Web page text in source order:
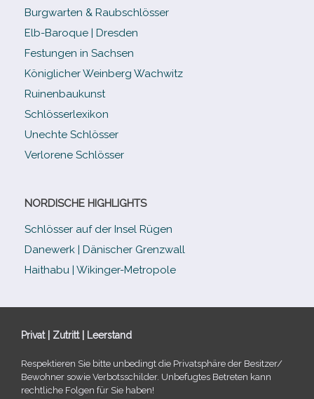
Burgwarten & Raubschlösser
Elb-​Baroque | Dresden
Festungen in Sachsen
Königlicher Weinberg Wachwitz
Ruinenbaukunst
Schlösserlexikon
Unechte Schlösser
Verlorene Schlösser
NORDISCHE HIGHLIGHTS
Schlösser auf der Insel Rügen
Danewerk | Dänischer Grenzwall
Haithabu | Wikinger-Metropole
Privat | Zutritt | Leerstand
Respektieren Sie bitte unbe­dingt die Privatsphäre der Besitzer/​
Bewohner sowie Verbotsschilder. Unbefugtes Betreten kann
recht­li­che Folgen für Sie haben!